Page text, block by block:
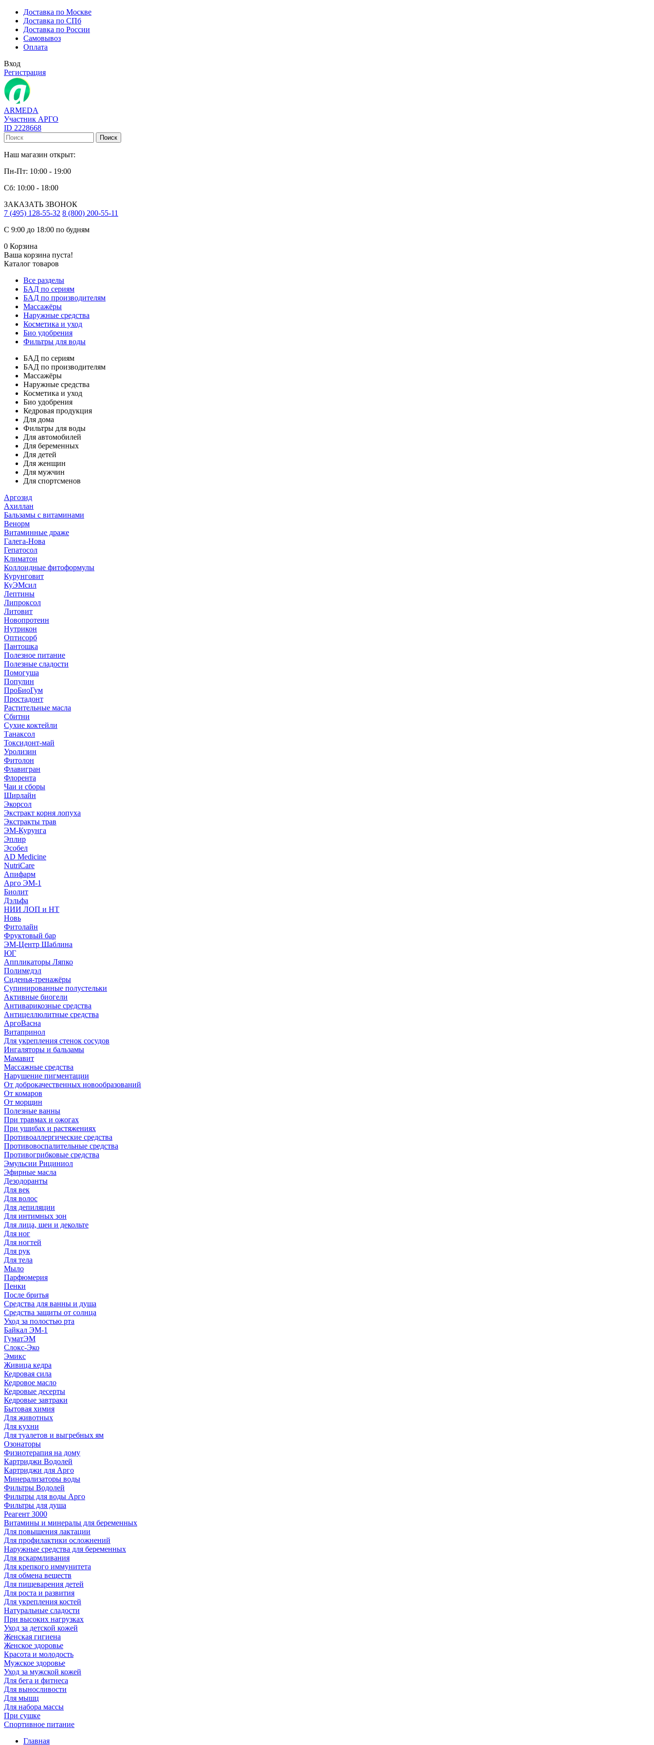
Доставка по Москве
Доставка по СПб
Доставка по России
Самовывоз
Оплата
Вход
Регистрация
ARMEDA
Участник АРГО
ID 2228668
Поиск
Наш магазин открыт:
Пн-Пт: 10:00 - 19:00
Сб: 10:00 - 18:00
ЗАКАЗАТЬ ЗВОНОК
7 (495) 128-55-32 8 (800) 200-55-11
С 9:00 до 18:00 по будням
0 Корзина
Ваша корзина пуста!
Каталог товаров
Все разделы
БАД по сериям
БАД по производителям
Массажёры
Наружные средства
Косметика и уход
Био удобрения
Фильтры для воды
БАД по сериям
БАД по производителям
Массажёры
Наружные средства
Косметика и уход
Био удобрения
Кедровая продукция
Для дома
Фильтры для воды
Для автомобилей
Для беременных
Для детей
Для женщин
Для мужчин
Для спортсменов
Аргозид
Ахиллан
Бальзамы с витаминами
Венорм
Витаминные драже
Галега-Нова
Гепатосол
Климатон
Коллоидные фитоформулы
Курунговит
КуЭМсил
Лептины
Липроксол
Литовит
Новопротеин
Нутрикон
Оптисорб
Пантошка
Полезное питание
Полезные сладости
Помогуша
Популин
ПроБиоГум
Простадонт
Растительные масла
Сбитни
Сухие коктейли
Танаксол
Токсидонт-май
Уролизин
Фитолон
Флавигран
Флорента
Чаи и сборы
Ширлайн
Экорсол
Экстракт корня лопуха
Экстракты трав
ЭМ-Курунга
Эплир
Эсобел
AD Medicine
NutriCare
Апифарм
Арго ЭМ-1
Биолит
Дэльфа
НИИ ЛОП и НТ
Новь
Фитолайн
Фруктовый бар
ЭМ-Центр Шаблина
ЮГ
Аппликаторы Ляпко
Полимедэл
Сиденья-тренажёры
Супинированные полустельки
Активные биогели
Антиварикозные средства
Антицеллюлитные средства
АргоВасна
Витапринол
Для укрепления стенок сосудов
Ингаляторы и бальзамы
Мамавит
Массажные средства
Нарушение пигментации
От доброкачественных новообразований
От комаров
От морщин
Полезные ванны
При травмах и ожогах
При ушибах и растяжениях
Противоаллергические средства
Противовоспалительные средства
Противогрибковые средства
Эмульсии Рициниол
Эфирные масла
Дезодоранты
Для век
Для волос
Для депиляции
Для интимных зон
Для лица, шеи и декольте
Для ног
Для ногтей
Для рук
Для тела
Мыло
Парфюмерия
Пенки
После бритья
Средства для ванны и душа
Средства защиты от солнца
Уход за полостью рта
Байкал ЭМ-1
ГуматЭМ
Слокс-Эко
Эмикс
Живица кедра
Кедровая сила
Кедровое масло
Кедровые десерты
Кедровые завтраки
Бытовая химия
Для животных
Для кухни
Для туалетов и выгребных ям
Озонаторы
Физиотерапия на дому
Картриджи Водолей
Картриджи для Арго
Минерализаторы воды
Фильтры Водолей
Фильтры для воды Арго
Фильтры для душа
Реагент 3000
Витамины и минералы для беременных
Для повышения лактации
Для профилактики осложнений
Наружные средства для беременных
Для вскармливания
Для крепкого иммунитета
Для обмена веществ
Для пищеварения детей
Для роста и развития
Для укрепления костей
Натуральные сладости
При высоких нагрузках
Уход за детской кожей
Женская гигиена
Женское здоровье
Красота и молодость
Мужское здоровье
Уход за мужской кожей
Для бега и фитнеса
Для выносливости
Для мышц
Для набора массы
При сушке
Спортивное питание
Главная